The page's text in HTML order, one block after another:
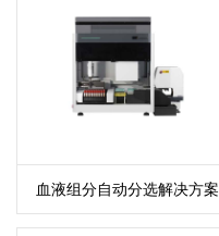
血液组分自动分选解决方案